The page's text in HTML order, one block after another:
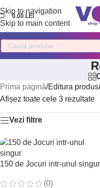
Skip to navigation
Skip to main content
0.00 LEI
Prima pagină/Editura produs/
Afișez toate cele 3 rezultate
Vezi filtre
150 de Jocuri intr-unul singur
(0)